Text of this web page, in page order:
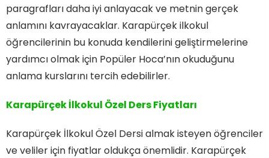
paragrafları daha iyi anlayacak ve metnin gerçek
anlamını kavrayacaklar. Karapürçek ilkokul
öğrencilerinin bu konuda kendilerini geliştirmelerine
yardımcı olmak için Popüler Hoca’nın okuduğunu
anlama kurslarını tercih edebilirler.
Karapürçek İlkokul Özel Ders Fiyatları
Karapürçek İlkokul Özel Dersi almak isteyen öğrenciler
ve veliler için fiyatlar oldukça önemlidir. Karapürçek